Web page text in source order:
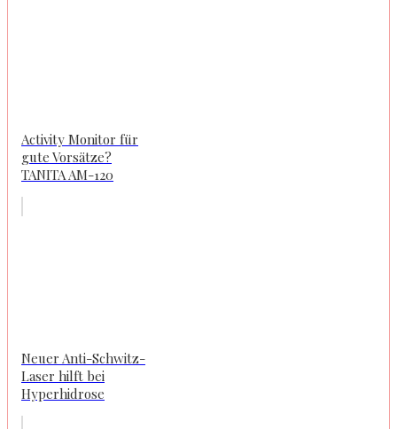
Activity Monitor für
gute Vorsätze?
TANITA AM-120
Neuer Anti-Schwitz-
Laser hilft bei
Hyperhidrose